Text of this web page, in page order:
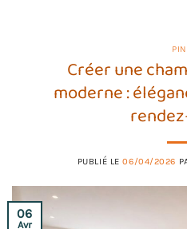
PIN
Créer une
moderne :
PUBLIÉ LE06/04/2026
06
Avr